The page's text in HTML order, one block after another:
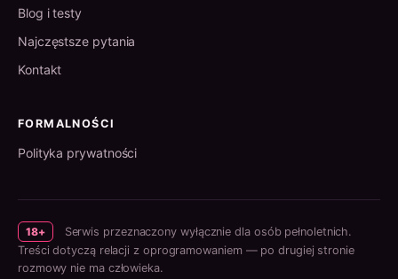
Blog i testy
Najczęstsze pytania
Kontakt
FORMALNOŚCI
Polityka prywatności
18+
Serwis przeznaczony wyłącznie dla osób pełnoletnich.
Treści dotyczą relacji z oprogramowaniem — po drugiej stronie
rozmowy nie ma człowieka.